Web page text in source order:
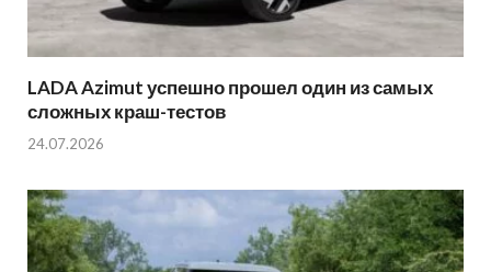
LADA Azimut успешно прошел один из самых
сложных краш-тестов
24.07.2026